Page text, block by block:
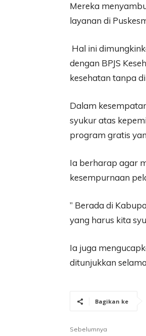
Mereka
layanan di
Hal ini
dengan BPJS
kesehatan tanpa
Dalam
syukur atas
program gratis
Ia berharap agar
kesempurnaan
” Berada di
yang harus kita
Ia juga
ditunjukkan
Bagikan ke
Sebelumnya